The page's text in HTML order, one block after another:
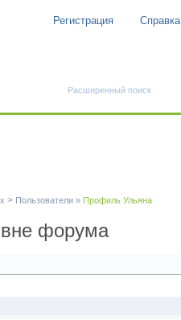
Регистрация Справка
Расширенный поиск
> Пользователи » Профиль Ульяна